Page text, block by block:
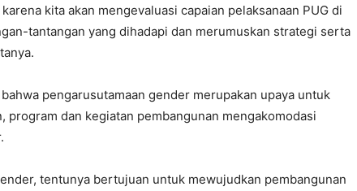
kita akan mengevaluasi capaian pelaksanaan PUG di
tantangan yang dihadapi dan merumuskan strategi serta
pengarusutamaan gender merupakan upaya untuk
program dan kegiatan pembangunan mengakomodasi
tentunya bertujuan untuk mewujudkan pembangunan